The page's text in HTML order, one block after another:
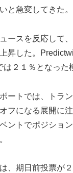
と急変してきた。
ースを反応して
昇した。
２１％となった
ートでは、トラ
フになる展開に
ントでポジショ
、期日前投票が